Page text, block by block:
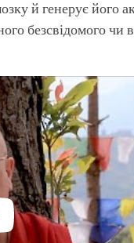
й генерує його
безсвідомого чи